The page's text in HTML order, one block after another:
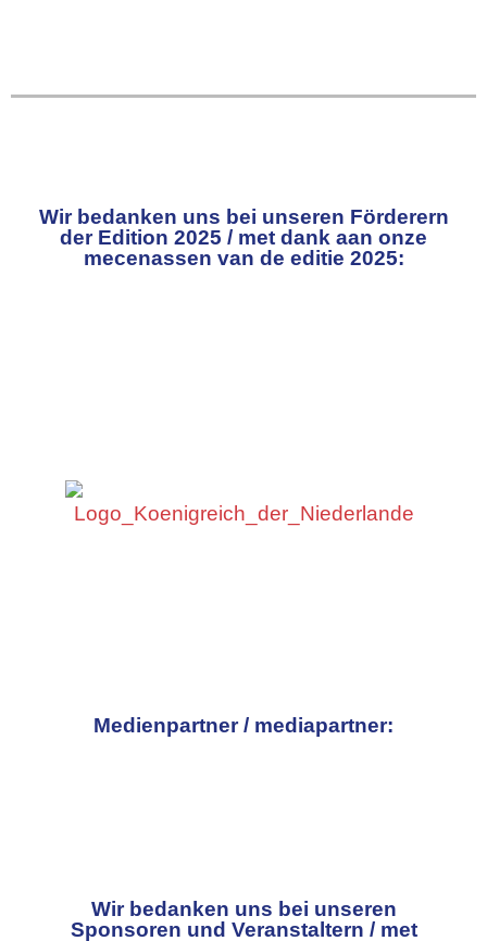
Wir bedanken uns bei unseren Förderern
der Edition 2025 / met dank aan onze
mecenassen van de editie 2025:
Medienpartner / mediapartner:
Wir bedanken uns bei unseren
Sponsoren und Veranstaltern / met